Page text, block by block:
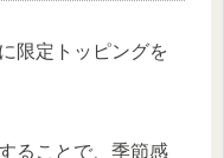
限定トッピングを
ることで、季節感